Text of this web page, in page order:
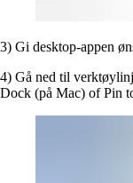
3) Gi desktop-appen
4) Gå ned til
Dock (på Mac) of Pin